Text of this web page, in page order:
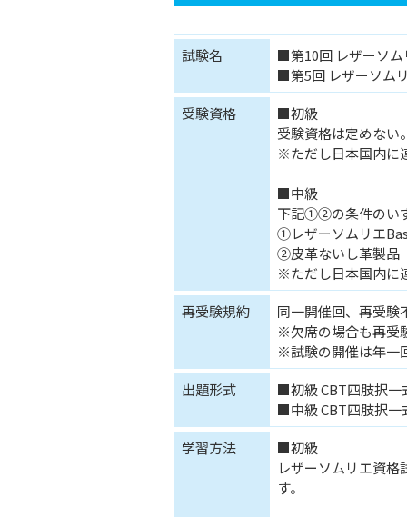
試験名
■第10回 レザーソ
■第5回 レザーソム
受験資格
■初級
受験資格は定めない
※ただし日本国内に
■中級
下記①②の条件のい
①レザーソムリエ
②皮革ないし革製品
※ただし日本国内に
再受験規約
同一開催回、再受験
※欠席の場合も再受
※試験の開催は年一
出題形式
■初級 CBT四肢択一
■中級 CBT四肢択一
学習方法
■初級
レザーソムリエ資
す。